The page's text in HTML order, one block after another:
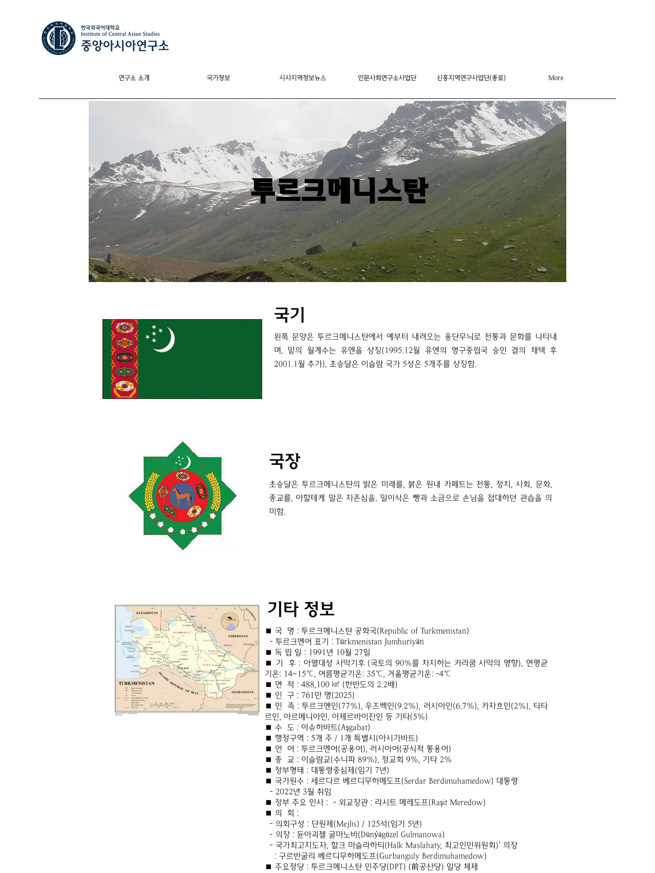
연구소 소개 국가정보 시사지역정보뉴스 인문사회연구소사업단 신흥지역연구사업단(종료) More
투르크메니스탄
국기
왼쪽 문양은 투르크메니스탄에서 예부터 내려오는 융단무늬로 전통과 문화를 나타내
며, 밑의 월계수는 유엔을 상징(1995.12월 유엔의 영구중립국 승인 결의 채택 후
2001.1월 추가), 초승달은 이슬람 국가 5성은 5개주를 상징함.
국장
초승달은 투르크메니스탄의 밝은 미래를, 붉은 원내 카페트는 전통, 정치, 사회, 문화,
종교를, 아할테케 말은 자존심을, 밀이삭은 빵과 소금으로 손님을 접대하던 관습을 의
미함.
기타 정보
■ 국 명 : 투르크메니스탄 공화국(Republic of Turkmenistan)
- 투르크멘어 표기 : Türkmenistan Jumhuriyäti
■ 독 립 일 : 1991년 10월 27일
■ 기 후 : 아열대성 사막기후 (국토의 90%를 차지하는 카라쿰 사막의 영향), 연평균
기온: 14~15℃, 여름평균기온: 35℃, 겨울평균기운: -4℃
■ 면 적 : 488,100 ㎢ (한반도의 2.2배)
■ 인 구 : 761만 명(2025)
■ 민 족 : 투르크멘인(77%), 우즈벡인(9.2%), 러시아인(6.7%), 카자흐인(2%), 타타
르인, 아르메니아인, 아제르바이잔인 등 기타(5%)
■ 수 도 : 아슈하바트(Aşgabat)
■ 행정구역 : 5개 주 / 1개 특별시(아시가바트)
■ 언 어 : 투르크멘어(공용어), 러시아어(공식적 통용어)
■ 종 교 : 이슬람교(수니파 89%), 정교회 9%, 기타 2%
■ 정부형태 : 대통령중심제(임기 7년)
■ 국가원수 : 세르다르 베르디무하메도프(Serdar Berdimuhamedow) 대통령
- 2022년 3월 취임
■ 정부 주요 인사 : - 외교장관 : 라시트 메레도프(Raşit Meredow)
■ 의 회 :
- 의회구성 : 단원제(Mejlis) / 125석(임기 5년)
- 의장 : 듄아괴젤 굴마노바(Dünýägözel Gulmanowa)
- 국가최고지도자, 할크 마슬라하티(Halk Maslahaty, 최고인민위원회)' 의장
: 구르반굴리 베르디무하메도프(Gurbanguly Berdimuhamedow)
■ 주요정당 : 투르크메니스탄 민주당(DPT) (前공산당) 일당 체제